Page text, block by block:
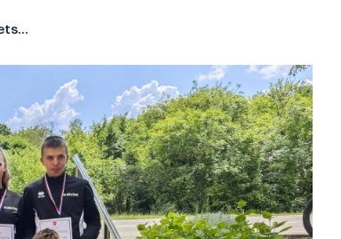
Općinska načelnica primila Kadetsku ekipu Učka – Labin povodom velikog sportskog uspjeha